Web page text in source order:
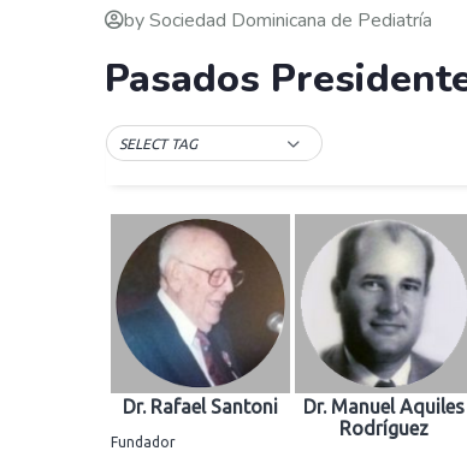
by Sociedad Dominicana de Pediatría
Pasados
SELECT TAG
Dr. Rafael Santoni
Fundador
Dr. Manuel Aquiles
Rodríguez